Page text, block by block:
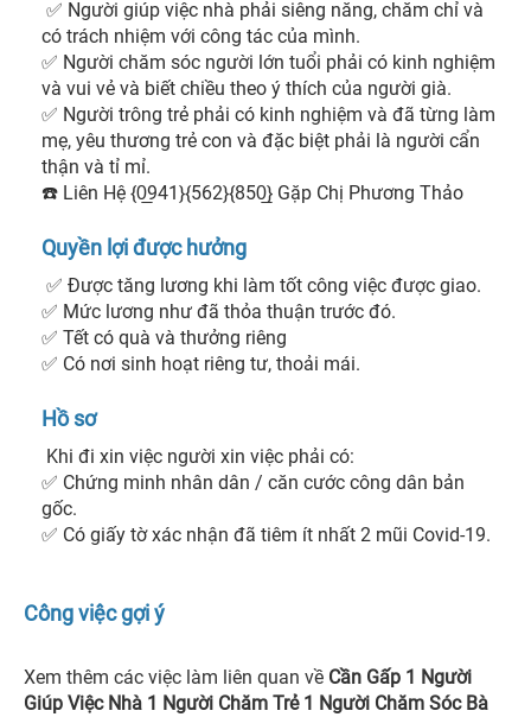
có trách nhiệm với công tác của mình.
✅ Người chăm sóc người lớn tuổi phải có kinh nghiệm
và vui vẻ và biết chiều theo ý thích của người già.
✅ Người trông trẻ phải có kinh nghiệm và đã từng làm
mẹ, yêu thương trẻ con và đặc biệt phải là người cẩn
thận và tỉ mỉ.
☎️ Liên Hệ {0̲941}{562}{850̲} Gặp Chị Phương Thảo
Quyền lợi được hưởng
✅ Mức lương như đã thỏa thuận trước đó.
✅ Tết có quà và thưởng riêng
✅ Có nơi sinh hoạt riêng tư, thoải mái.
Hồ sơ
✅ Chứng minh nhân dân / căn cước công dân bản
gốc.
✅ Có giấy tờ xác nhận đã tiêm ít nhất 2 mũi Covid-19.
Công việc gợi ý
Xem thêm các việc làm liên quan về Cần Gấp 1 Người
Giúp Việc Nhà 1 Người Chăm Trẻ 1 Người Chăm Sóc Bà